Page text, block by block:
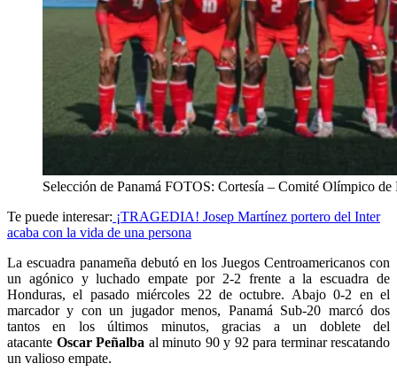
Selección de Panamá FOTOS: Cortesía – Comité Olímpico de
Te puede interesar: ¡TRAGEDIA! Josep Martínez portero del Inter
acaba con la vida de una persona
La escuadra panameña debutó en los Juegos Centroamericanos con
un agónico y luchado empate por 2-2 frente a la escuadra de
Honduras, el pasado miércoles 22 de octubre. Abajo 0-2 en el
marcador y con un jugador menos, Panamá Sub-20 marcó dos
tantos en los últimos minutos, gracias a un doblete del
atacante Oscar Peñalba al minuto 90 y 92 para terminar rescatando
un valioso empate.